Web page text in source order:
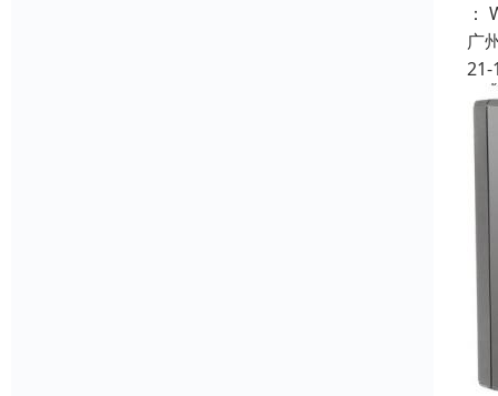
：
广
21-